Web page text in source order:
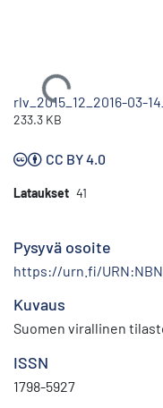
Ladataan...
rlv_2015_12_2016-03-
233.3 KB
CC BY 4.0
Lataukset 41
Pysyvä osoite
https://urn.fi/
Kuvaus
Suomen virallinen
ISSN
1798-5927